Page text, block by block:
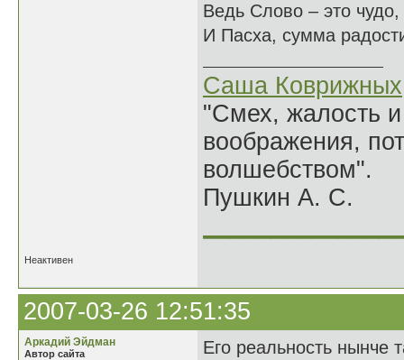
Ведь Слово – это
И Пасха, сумма
Саша Коврижных
"Смех, жалость
воображения,
волшебством".
Пушкин А. С.
Неактивен
2007-03-26 12:51:35
Аркадий Эйдман
Автор сайта
Его реальность нынче